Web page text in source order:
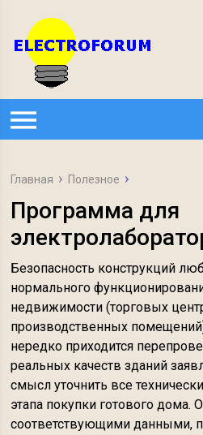
Главная Полезное
Программа для
Безопасность конструкций
нормального
недвижимости (торговых
производственных
нередко приходится
реальных качеств зданий
смысл уточнить все
этапа покупки готового дома.
соответствующими данными,